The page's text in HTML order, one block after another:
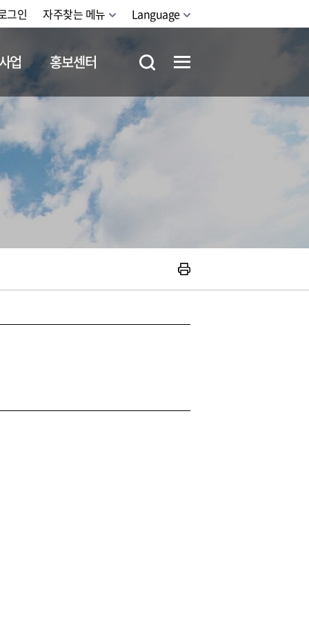
그인 자주찾는 메뉴 Language
업 홍보센터